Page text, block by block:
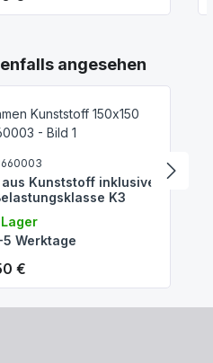
angesehen
aus Kunststoff inklusive
K3
Werktage
Preis:
€